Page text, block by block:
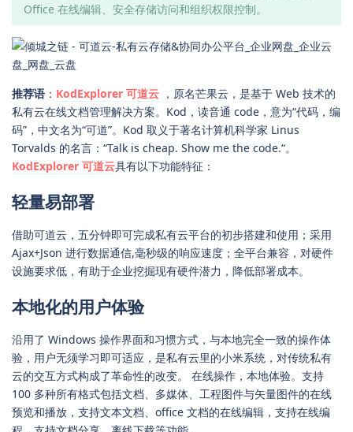
Office 在线编辑、安全存储访问和组织权限控制。
推荐语 ： KodExplorer 可道云 ，原名芒果云，是基于 Web 技术的
私有云在线文档管理解决方案。Kod，读音通 code，意为“代码，编
码”，中文名为“可道”。Kod 取义于著名计算机科学家 Linus
Torvalds 的名言：“Talk is cheap. Show me the code.“。
KodExplorer 可道云具有以下功能特征：
轻量易部署
借助可道云，五分钟即可完成私有云平台的初步搭建和使用；采用
Ajax+Json 进行数据通信,毫秒级的响应速度；全平台兼容，对硬件
设施要求低，有助于企业挖掘现有硬件潜力，降低部署成本。
本地化的用户体验
沿用了 Windows 操作界面和习惯方式，与本地完全一致的操作体
验，用户无须学习即可适应，是私有云里的小米系统，对传统私有
云的交互方式构成了革命性的改变。 在线操作，本地体验。支持
100 多种所有格式包括文档、多媒体、工程图件与矢量图件的在线
预览和播放，支持文本文档、office 文档的在线编辑，支持在线编